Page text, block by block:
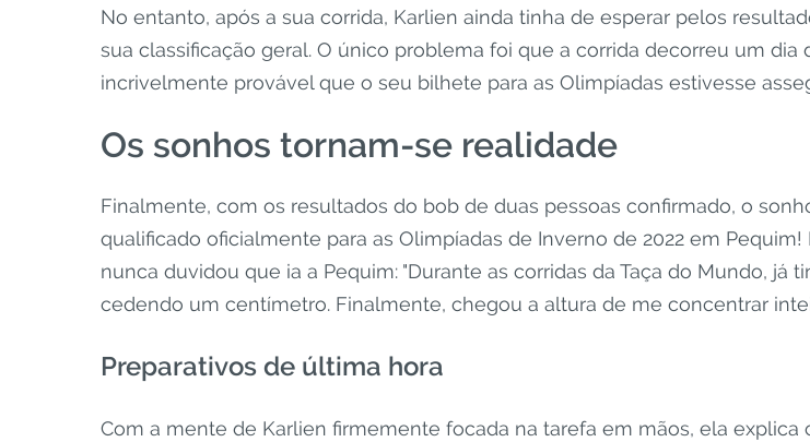
No entanto, após a sua corrida, Karlien ainda tinha de esperar pelos
sua classificação geral. O único problema foi que a corrida decorreu um
incrivelmente provável que o seu bilhete para as Olimpíadas estivesse
Os sonhos tornam-se realidade
Finalmente, com os resultados do bob de duas pessoas confirmado, o
qualificado oficialmente para as Olimpíadas de Inverno de 2022 em
nunca duvidou que ia a Pequim: "Durante as corridas da Taça do Mundo,
cedendo um centímetro. Finalmente, chegou a altura de me concentrar
Preparativos de última hora
Com a mente de Karlien firmemente focada na tarefa em mãos, ela